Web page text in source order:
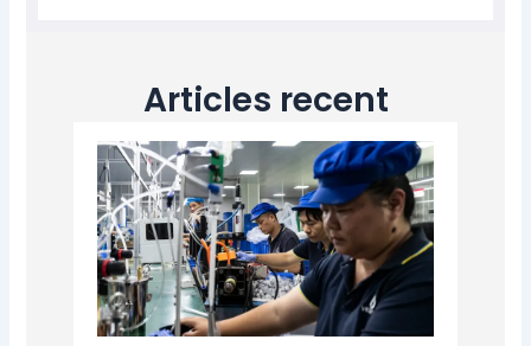
Articles recent